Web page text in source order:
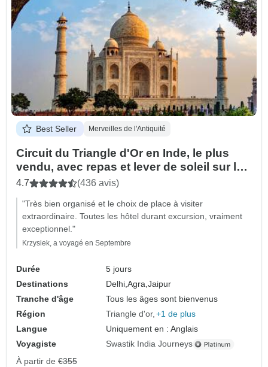
Best Seller Merveilles de l'Antiquité
Circuit du Triangle d'Or en Inde, le plus
vendu, avec repas et lever de soleil sur le
Taj Mahal
4.7 (436 avis)
"Très bien organisé et le choix de place à visiter
extraordinaire. Toutes les hôtel durant excursion, vraiment
exceptionnel."
Krzysiek, a voyagé en Septembre
Durée
5 jours
Destinations
Delhi,Agra,Jaipur
Tranche d'âge
Tous les âges sont bienvenus
Région
Triangle d'or +1 de plus
Langue
Uniquement en : Anglais
Voyagiste
Swastik India Journeys
À partir de €355